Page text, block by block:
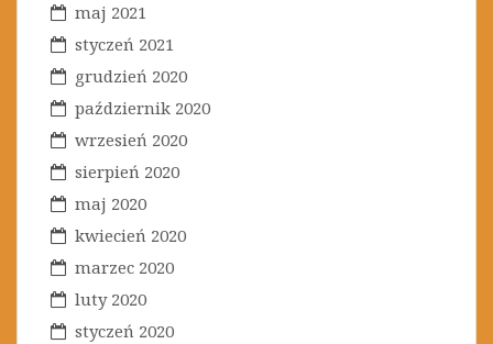
maj 2021
styczeń 2021
grudzień 2020
październik 2020
wrzesień 2020
sierpień 2020
maj 2020
kwiecień 2020
marzec 2020
luty 2020
styczeń 2020